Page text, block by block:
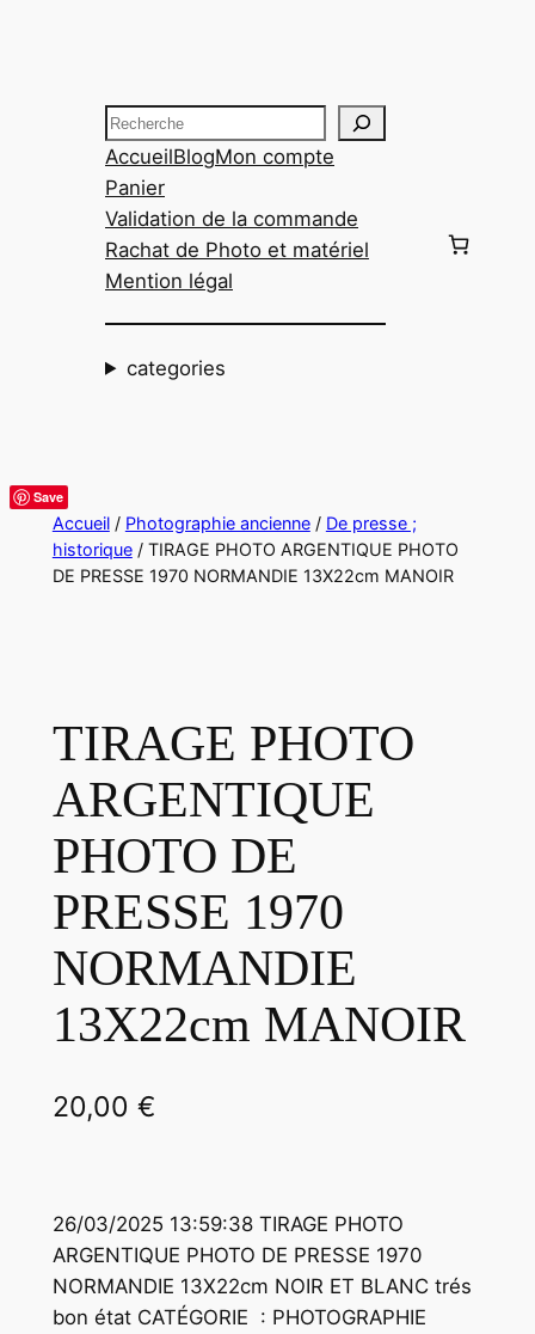
Recherche
AccueilBlogMon compte
Panier
Validation de la commande
Rachat de Photo et matériel
Mention légal
categories
Save
Accueil/ Photographie ancienne/ De presse ;
historique/ TIRAGE PHOTO ARGENTIQUE PHOTO
DE PRESSE 1970 NORMANDIE 13X22cm MANOIR
TIRAGE PHOTO
ARGENTIQUE
PHOTO DE
PRESSE 1970
NORMANDIE
13X22cm MANOIR
20,00 €
26/03/2025 13:59:38 TIRAGE PHOTO
ARGENTIQUE PHOTO DE PRESSE 1970
NORMANDIE 13X22cm NOIR ET BLANC trés
bon état CATÉGORIE : PHOTOGRAPHIE